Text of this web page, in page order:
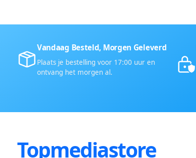
Vandaag Besteld, Morgen Geleverd
Plaats je bestelling voor 17:00 uur en
ontvang het morgen al.
Topmediastore